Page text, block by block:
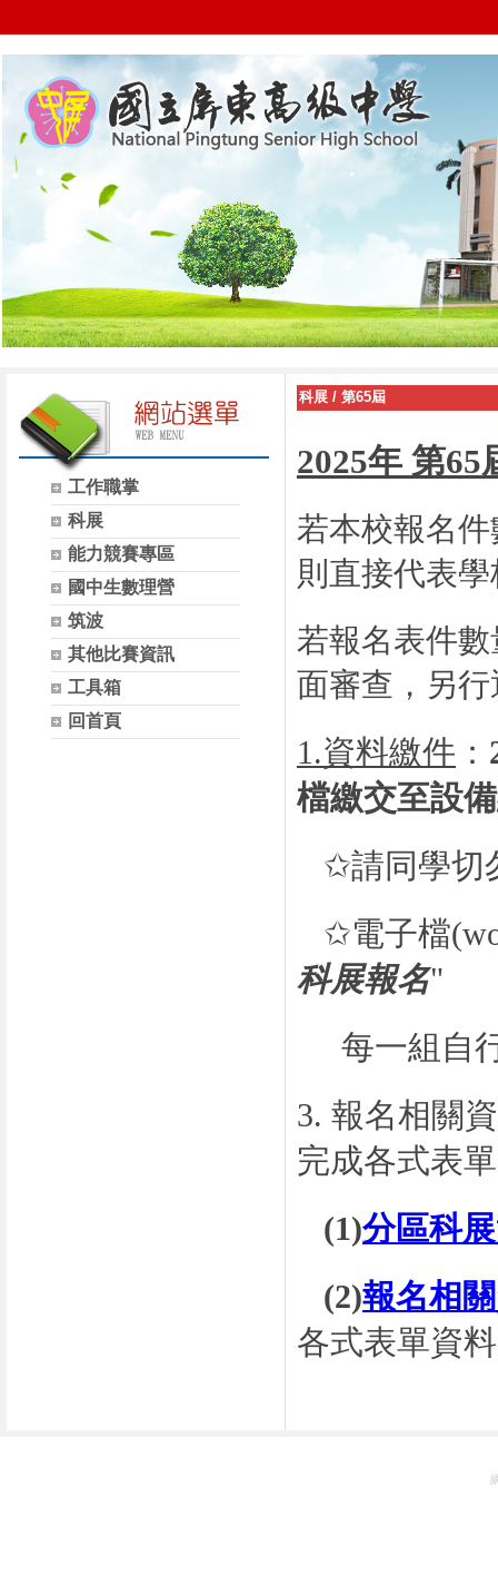
工作職掌
科展
能力競賽專區
國中生數理營
筑波
其他比賽資訊
工具箱
回首頁
科展 / 第65屆
2025年 第
若本校報名
則直接代表
若報名表件
面審查，另
1.資料繳件 ：
檔繳交至設
✩請同學切
✩電子檔
科展報名"
每一組自
3. 報名相關
完成各式表
(1)分區科
(2)報名相
各式表單資